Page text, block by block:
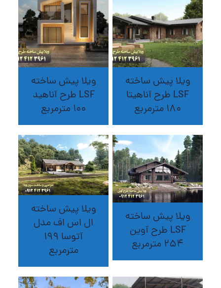
ویلا پیش ساخته
LSF طرح آناهیتا
180 مترمربع
ویلا پیش ساخته
LSF طرح آناهید
100 مترمربع
ویلا پیش ساخته
LSF طرح آوین
254 مترمربع
ویلا پیش ساخته
ال اس اف مدل
آتوسا 199
مترمربع